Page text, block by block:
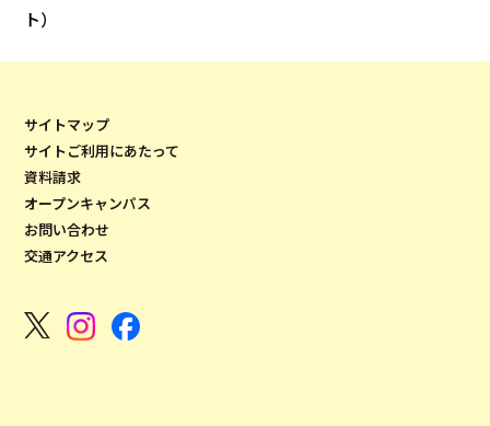
ト）
サイトマップ
サイトご利用にあたって
資料請求
オープンキャンパス
お問い合わせ
交通アクセス